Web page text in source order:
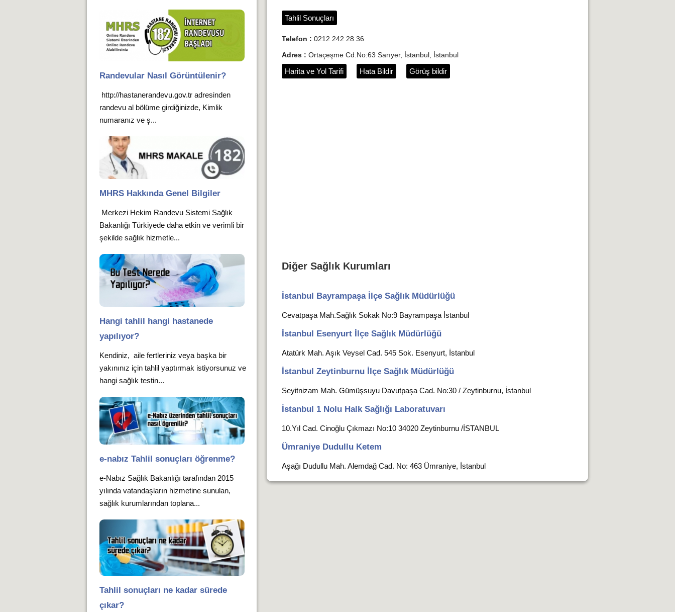
Tahlil Sonuçları
Telefon : 0212 242 28 36
Adres : Ortaçeşme Cd.No:63 Sarıyer, İstanbul, İstanbul
Harita ve Yol Tarifi Hata Bildir Görüş bildir
Diğer Sağlık Kurumları
İstanbul Bayrampaşa İlçe Sağlık Müdürlüğü
Cevatpaşa Mah.Sağlık Sokak No:9 Bayrampaşa İstanbul
İstanbul Esenyurt İlçe Sağlık Müdürlüğü
Atatürk Mah. Aşık Veysel Cad. 545 Sok. Esenyurt, İstanbul
İstanbul Zeytinburnu İlçe Sağlık Müdürlüğü
Seyitnizam Mah. Gümüşsuyu Davutpaşa Cad. No:30 / Zeytinburnu, İstanbul
İstanbul 1 Nolu Halk Sağlığı Laboratuvarı
10.Yıl Cad. Cinoğlu Çıkmazı No:10 34020 Zeytinburnu /İSTANBUL
Ümraniye Dudullu Ketem
Aşağı Dudullu Mah. Alemdağ Cad. No: 463 Ümraniye, İstanbul
Randevular Nasıl Görüntülenir?
http://hastanerandevu.gov.tr adresinden
randevu al bölüme girdiğinizde, Kimlik
numaranız ve ş...
MHRS Hakkında Genel Bilgiler
Merkezi Hekim Randevu Sistemi Sağlık
Bakanlığı Türkiyede daha etkin ve verimli bir
şekilde sağlık hizmetle...
Hangi tahlil hangi hastanede
yapılıyor?
Kendiniz, aile fertleriniz veya başka bir
yakınınız için tahlil yaptırmak istiyorsunuz ve
hangi sağlık testin...
e-nabız Tahlil sonuçları öğrenme?
e-Nabız Sağlık Bakanlığı tarafından 2015
yılında vatandaşların hizmetine sunulan,
sağlık kurumlarından toplana...
Tahlil sonuçları ne kadar sürede
çıkar?